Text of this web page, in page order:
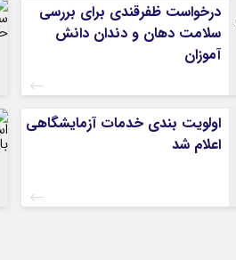
درخواست ظفرقندی برای بررسی
سلامت دهان و دندان دانش
آموزان
اولویت بندی خدمات آزمایشگاهی
اعلام شد